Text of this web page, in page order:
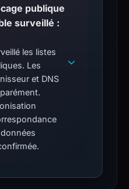
publique
surveillé :
les listes
Les
et DNS